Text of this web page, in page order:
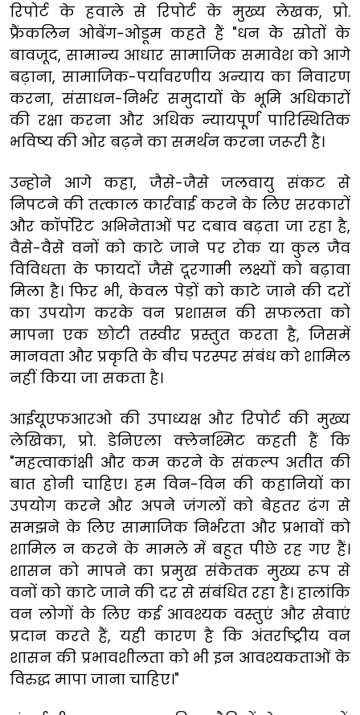
रिपोर्ट के हवाले से रिपोर्ट के मुख्य लेखक, प्रो.
फ्रैंकलिन ओबेंग-ओडूम कहते हैं "धन के स्रोतों के
बावजूद, सामान्य आधार सामाजिक समावेश को आगे
बढ़ाना, सामाजिक-पर्यावरणीय अन्याय का निवारण
करना, संसाधन-निर्भर समुदायों के भूमि अधिकारों
की रक्षा करना और अधिक न्यायपूर्ण पारिस्थितिक
भविष्य की ओर बढ़ने का समर्थन करना जरूरी है।
उन्होने आगे कहा, जैसे-जैसे जलवायु संकट से
निपटने की तत्काल कार्रवाई करने के लिए सरकारों
और कॉर्पोरेट अभिनेताओं पर दबाव बढ़ता जा रहा है,
वैसे-वैसे वनों को काटे जाने पर रोक या कुल जैव
विविधता के फायदों जैसे दूरगामी लक्ष्यों को बढ़ावा
मिला है। फिर भी, केवल पेड़ों को काटे जाने की दरों
का उपयोग करके वन प्रशासन की सफलता को
मापना एक छोटी तस्वीर प्रस्तुत करता है, जिसमें
मानवता और प्रकृति के बीच परस्पर संबंध को शामिल
नहीं किया जा सकता है।
आईयूएफआरओ की उपाध्यक्ष और रिपोर्ट की मुख्य
लेखिका, प्रो. डेनिएला क्लेनश्मिट कहती हैं कि
"महत्वाकांक्षी और कम करने के संकल्प अतीत की
बात होनी चाहिए। हम विन-विन की कहानियों का
उपयोग करने और अपने जंगलों को बेहतर ढंग से
समझने के लिए सामाजिक निर्भरता और प्रभावों को
शामिल न करने के मामले में बहुत पीछे रह गए हैं।
शासन को मापने का प्रमुख संकेतक मुख्य रूप से
वनों को काटे जाने की दर से संबंधित रहा है। हालांकि
वन लोगों के लिए कई आवश्यक वस्तुएं और सेवाएं
प्रदान करते हैं, यही कारण है कि अंतर्राष्ट्रीय वन
शासन की प्रभावशीलता को भी इन आवश्यकताओं के
विरुद्ध मापा जाना चाहिए।"